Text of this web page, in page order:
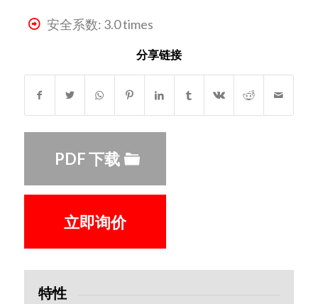
安全系数: 3.0 times
分享链接
PDF 下载
立即询价
特性